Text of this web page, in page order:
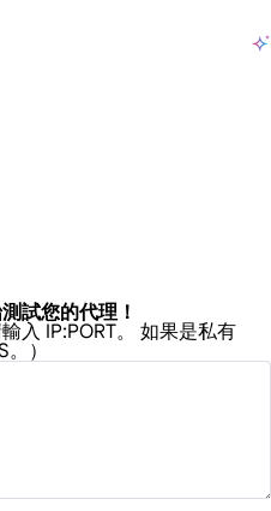
試您的代理！
入 IP:PORT。 如果是私有
）